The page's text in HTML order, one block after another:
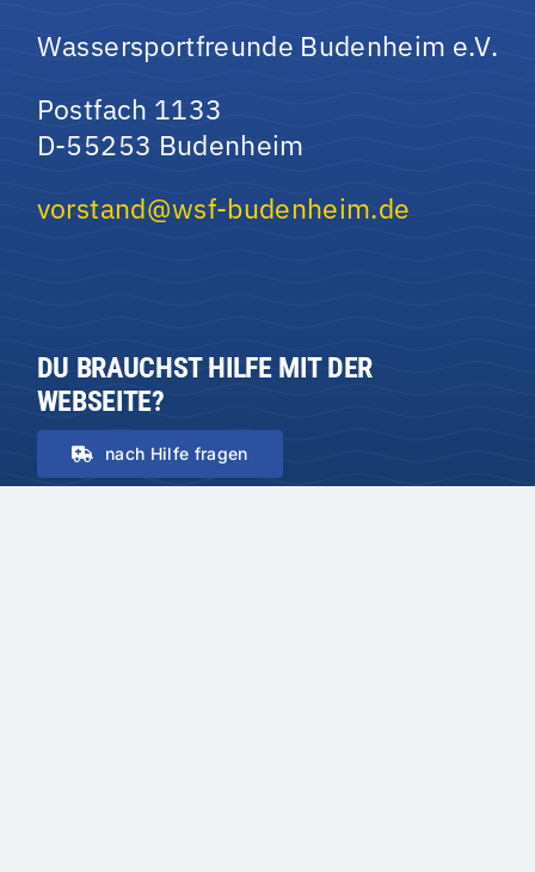
Wassersportfreunde Budenheim e.V.
Postfach 1133
D-55253 Budenheim
vorstand@wsf-budenheim.de
DU BRAUCHST HILFE MIT DER
WEBSEITE?
nach Hilfe fragen